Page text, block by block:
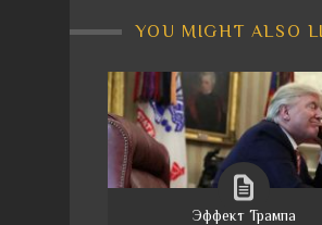
YOU MIGHT ALSO
Эффект Трампа